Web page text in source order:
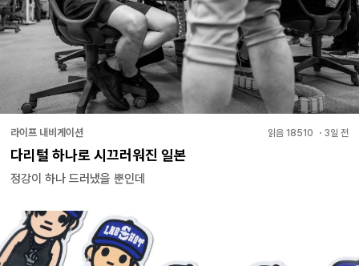
라이프 내비게이션 읽음 18510 ・ 3일 전
다리털 하나로 시끄러워진 일본
정강이 하나 드러냈을 뿐인데